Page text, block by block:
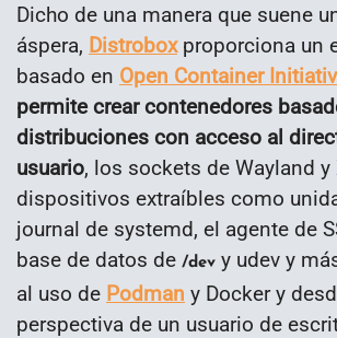
Dicho de una manera que suene
áspera, Distroboxproporciona un
basado en Open Container
permite crear contenedores
distribuciones con acceso al
usuario, los sockets de Wayland y
dispositivos extraíbles como
journal de systemd, el agente de
base de datos de /dev y udev y
al uso de Podman y Docker y
perspectiva de un usuario de